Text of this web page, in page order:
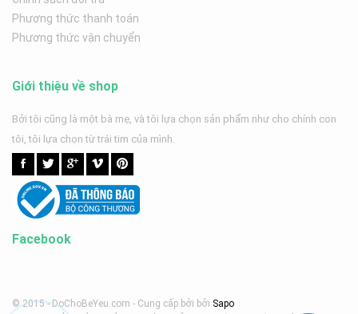
Phương thức thanh toán
Phương thức vận chuyển
Giới thiệu về shop
Bởi tôi cũng là một bà mẹ, và tôi lựa chọn sản phẩm như cho chính con
tôi, tôi lựa chọn từ trái tim của mình.
Facebook
© 2015 - DoChoBeYeu.com - Cung cấp bởi bởi Sapo